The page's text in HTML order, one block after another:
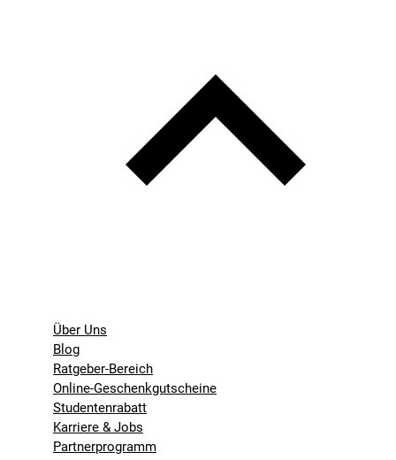
Über Uns
Blog
Ratgeber-Bereich
Online-Geschenkgutscheine
Studentenrabatt
Karriere & Jobs
Partnerprogramm